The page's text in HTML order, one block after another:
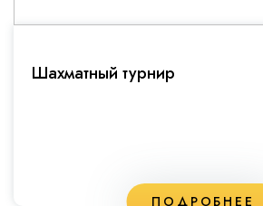
Шахматный турнир
ПОДРОБНЕЕ